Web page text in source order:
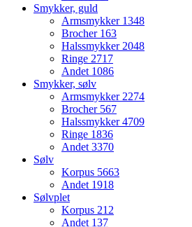
Smykker, guld
Armsmykker 1348
Brocher 163
Halssmykker 2048
Ringe 2717
Andet 1086
Smykker, sølv
Armsmykker 2274
Brocher 567
Halssmykker4709
Ringe 1836
Andet 3370
Sølv
Korpus 5663
Andet 1918
Sølvplet
Korpus 212
Andet 137